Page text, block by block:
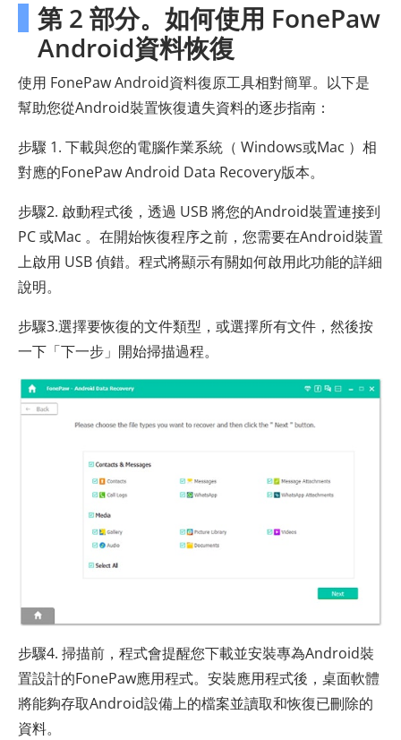
第 2 部分。如何使用 FonePaw
Android資料恢復
使用 FonePaw Android資料復原工具相對簡單。以下是
幫助您從Android裝置恢復遺失資料的逐步指南：
步驟 1. 下載與您的電腦作業系統（ Windows或Mac ）相
對應的FonePaw Android Data Recovery版本。
步驟2. 啟動程式後，透過 USB 將您的Android裝置連接到
PC 或Mac 。在開始恢復程序之前，您需要在Android裝置
上啟用 USB 偵錯。程式將顯示有關如何啟用此功能的詳細
說明。
步驟3.選擇要恢復的文件類型，或選擇所有文件，然後按
一下「下一步」開始掃描過程。
步驟4. 掃描前，程式會提醒您下載並安裝專為Android裝
置設計的FonePaw應用程式。安裝應用程式後，桌面軟體
將能夠存取Android設備上的檔案並讀取和恢復已刪除的
資料。